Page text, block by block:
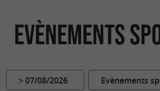
Evènements
> 07/08/2026 Evènements